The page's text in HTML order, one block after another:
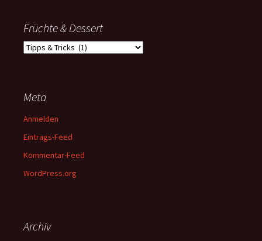
Früchte & Dessert
Früchte
Meta
Anmelden
Eintrags-Feed
Kommentar-Feed
WordPress.org
Archiv